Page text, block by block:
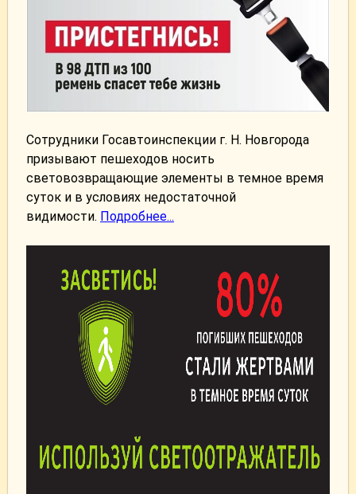
Сотрудники Госавтоинспекции г. Н. Новгорода
призывают пешеходов носить
световозвращающие элементы в темное время
суток и в условиях недостаточной
видимости. Подробнее...